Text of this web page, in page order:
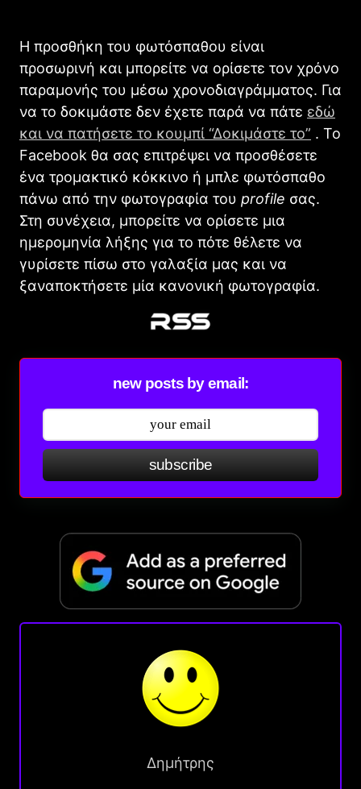
Η προσθήκη του φωτόσπαθου είναι
προσωρινή και μπορείτε να ορίσετε τον χρόνο
παραμονής του μέσω χρονοδιαγράμματος. Για
να το δοκιμάστε δεν έχετε παρά να πάτε εδώ
και να πατήσετε το κουμπί “Δοκιμάστε το” . Το
Facebook θα σας επιτρέψει να προσθέσετε
ένα τρομακτικό κόκκινο ή μπλε φωτόσπαθο
πάνω από την φωτογραφία του profile σας.
Στη συνέχεια, μπορείτε να ορίσετε μια
ημερομηνία λήξης για το πότε θέλετε να
γυρίσετε πίσω στο γαλαξία μας και να
ξαναποκτήσετε μία κανονική φωτογραφία.
new posts by email:
subscribe
Δημήτρης